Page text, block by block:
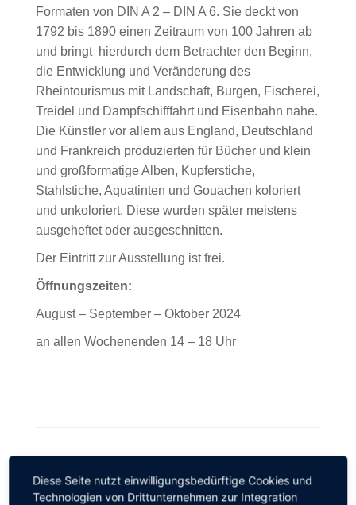
Formaten von DIN A 2 – DIN A 6. Sie deckt von
1792 bis 1890 einen Zeitraum von 100 Jahren ab
und bringt hierdurch dem Betrachter den Beginn,
die Entwicklung und Veränderung des
Rheintourismus mit Landschaft, Burgen, Fischerei,
Treidel und Dampfschifffahrt und Eisenbahn nahe.
Die Künstler vor allem aus England, Deutschland
und Frankreich produzierten für Bücher und klein
und großformatige Alben, Kupferstiche,
Stahlstiche, Aquatinten und Gouachen koloriert
und unkoloriert. Diese wurden später meistens
ausgeheftet oder ausgeschnitten.
Der Eintritt zur Ausstellung ist frei.
Öffnungszeiten:
August – September – Oktober 2024
an allen Wochenenden 14 – 18 Uhr
Diese Seite nutzt einwilligungsbedürftige Cookies und
Technologien von Drittunternehmen zur Integration